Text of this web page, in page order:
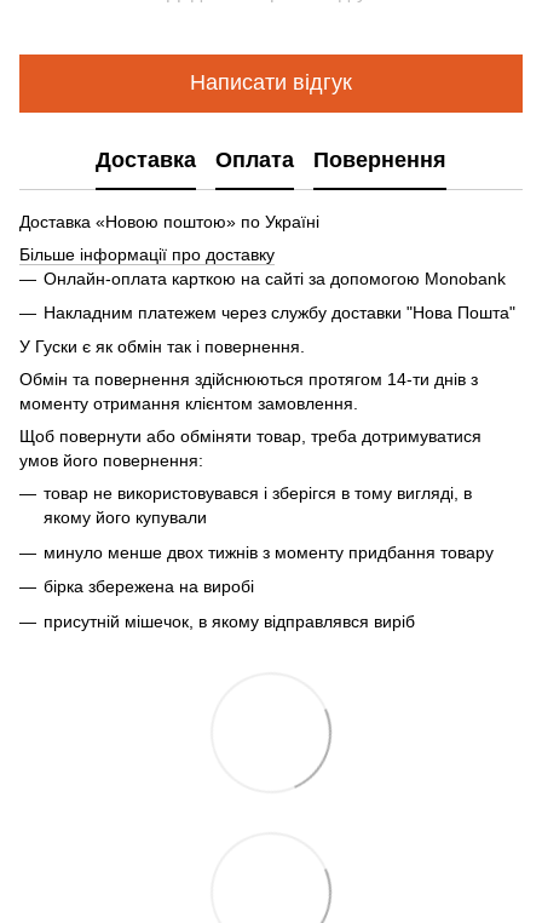
Написати відгук
Доставка Оплата Повернення
Доставка «Новою поштою» по Україні
Більше інформації про доставку
Онлайн-оплата карткою на сайті за допомогою Monobank
Накладним платежем через службу доставки "Нова Пошта"
У Гуски є як обмін так і повернення.
Обмін та повернення здійснюються протягом 14-ти днів з
моменту отримання клієнтом замовлення.
Щоб повернути або обміняти товар, треба дотримуватися
умов його повернення:
товар не використовувався і зберігся в тому вигляді, в
якому його купували
минуло менше двох тижнів з моменту придбання товару
бірка збережена на виробі
присутній мішечок, в якому відправлявся виріб